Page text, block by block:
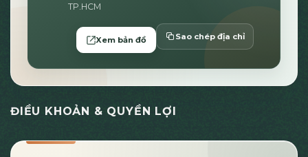
TP.HCM
Xem bản đồ Sao chép địa chỉ
ĐIỀU KHOẢN & QUYỀN LỢI